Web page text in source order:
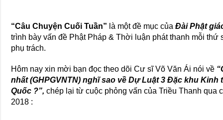
“Câu Chuyện Cuối Tuần” là một đề mục củaĐài Phật
trình bày vấn đề Phật Pháp & Thời luận phát thanh mỗi thứ
phụ trách.
Hôm nay xin mời bạn đọc theo dõi Cư sĩ Võ Văn Ái nói về
nhất (GHPGVNTN) nghĩ sao về Dự Luật 3 Đặc khu
Quốc ?”, chép lại từ cuộc phỏng vấn của Triều Thanh
2018 :